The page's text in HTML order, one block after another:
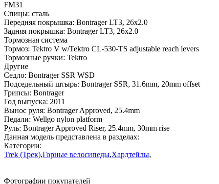
FM31
Спицы: сталь
Передняя покрышка: Bontrager LT3, 26x2.0
Задняя покрышка: Bontrager LT3, 26x2.0
Тормозная система
Тормоз: Tektro V w/Tektro CL-530-TS adjustable reach levers
Тормозные ручки: Tektro
Другие
Седло: Bontrager SSR WSD
Подседельный штырь: Bontrager SSR, 31.6mm, 20mm offset
Грипсы: Bontrager
Год выпуска: 2011
Вынос руля: Bontrager Approved, 25.4mm
Педали: Wellgo nylon platform
Руль: Bontrager Approved Riser, 25.4mm, 30mm rise
Данная модель представлена в разделах:
Категории:
Trek (Трек),Горные велосипеды,Хардтейлы,
Фотографии покупателей